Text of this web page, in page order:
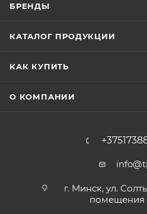
БРЕНДЫ
КАТАЛОГ ПРОДУКЦИИ
КАК КУПИТЬ
О КОМПАНИИ
г. Минск, ул.
помещения